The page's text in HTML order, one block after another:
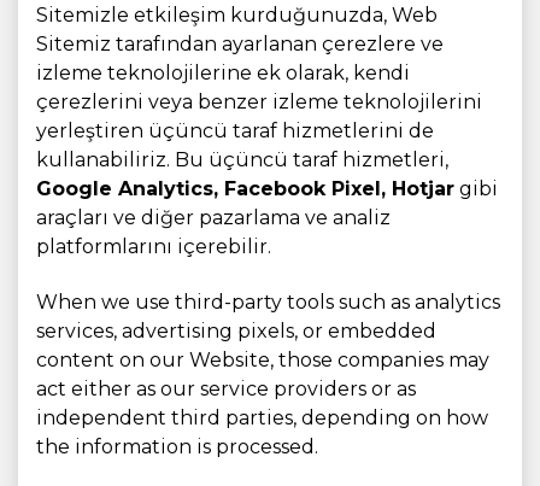
Sitemizle etkileşim kurduğunuzda, Web
Sitemiz tarafından ayarlanan çerezlere ve
izleme teknolojilerine ek olarak, kendi
çerezlerini veya benzer izleme teknolojilerini
yerleştiren üçüncü taraf hizmetlerini de
kullanabiliriz. Bu üçüncü taraf hizmetleri,
Google Analytics, Facebook Pixel, Hotjar gibi
araçları ve diğer pazarlama ve analiz
platformlarını içerebilir.
When we use third-party tools such as analytics
services, advertising pixels, or embedded
content on our Website, those companies may
act either as our service providers or as
independent third parties, depending on how
the information is processed.